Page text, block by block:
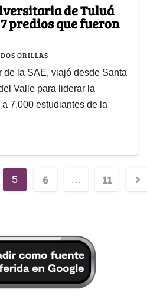
de Tuluá
predios que fueron
ORILLAS
de la SAE, viajó desde Santa
Valle para liderar la
7.000 estudiantes de la
5 6 … 11